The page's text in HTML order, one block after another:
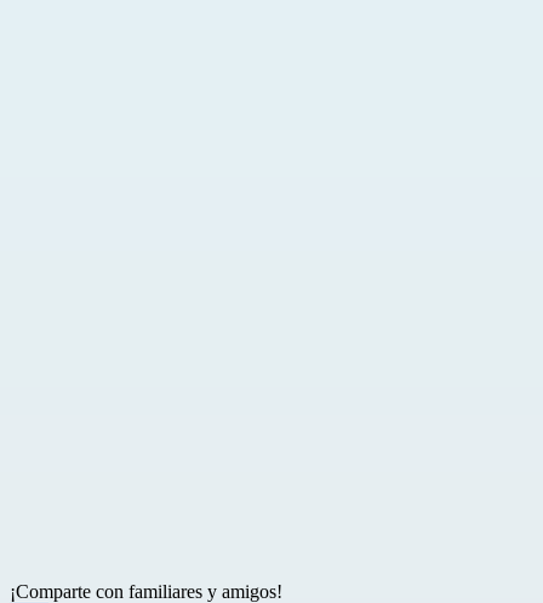
¡Comparte con familiares y amigos!